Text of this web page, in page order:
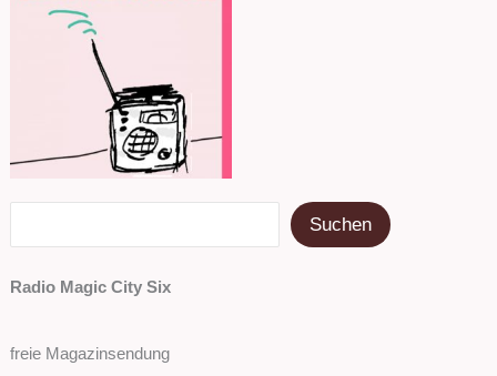
Suchen
Radio Magic City Six
freie Magazinsendung